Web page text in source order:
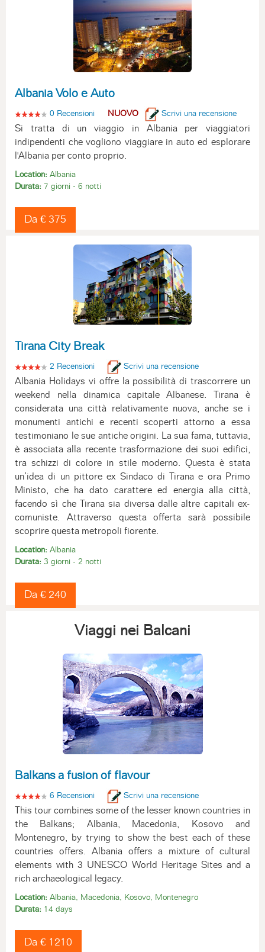
Albania Volo e Auto
0 Recensioni NUOVO Scrivi una recensione
Si tratta di un viaggio in Albania per viaggiatori
indipendenti che vogliono viaggiare in auto ed esplorare
l'Albania per conto proprio.
Location: Albania
Durata: 7 giorni - 6 notti
Da € 375
Tirana City Break
2 Recensioni Scrivi una recensione
Albania Holidays vi offre la possibilità di trascorrere un
weekend nella dinamica capitale Albanese. Tirana è
considerata una città relativamente nuova, anche se i
monumenti antichi e recenti scoperti attorno a essa
testimoniano le sue antiche origini. La sua fama, tuttavia,
è associata alla recente trasformazione dei suoi edifici,
tra schizzi di colore in stile moderno. Questa è stata
un’idea di un pittore ex Sindaco di Tirana e ora Primo
Ministo, che ha dato carattere ed energia alla città,
facendo sì che Tirana sia diversa dalle altre capitali ex-
comuniste. Attraverso questa offerta sarà possibile
scoprire questa metropoli fiorente.
Location: Albania
Durata: 3 giorni - 2 notti
Da € 240
Viaggi nei Balcani
Balkans a fusion of flavour
6 Recensioni Scrivi una recensione
This tour combines some of the lesser known countries in
the Balkans; Albania, Macedonia, Kosovo and
Montenegro, by trying to show the best each of these
countries offers. Albania offers a mixture of cultural
elements with 3 UNESCO World Heritage Sites and a
rich archaeological legacy.
Location: Albania, Macedonia, Kosovo, Montenegro
Durata: 14 days
Da € 1210